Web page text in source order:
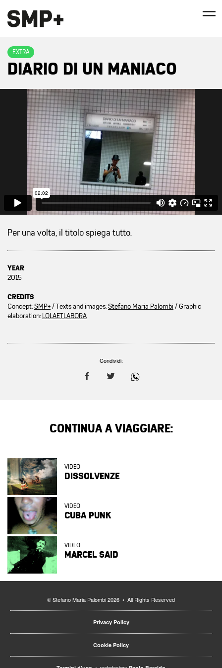
EXTRA
DIARIO DI UN MANIACO
Per una volta, il titolo spiega tutto.
YEAR
2015
CREDITS
Concept:SMP+/ Texts and images:Stefano Maria Palombi / Graphic
elaboration: LOLAETLABORA
Condividi:
CONTINUA A VIAGGIARE:
VIDEO
DISSOLVENZE
VIDEO
CUBA PUNK
VIDEO
MARCEL SAID
© Stefano Maria Palombi 2026 • All Rights Reserved
Privacy Policy
Cookie Policy